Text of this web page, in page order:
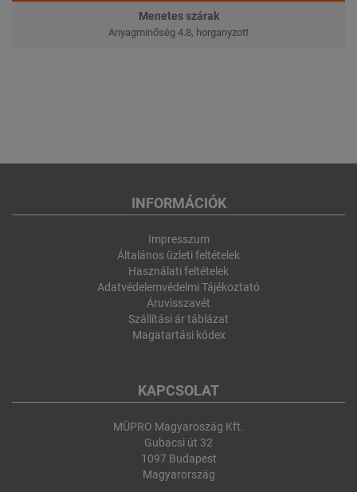
Menetes szárak
Anyagminőség 4.8, horganyzott
INFORMÁCIÓK
Impresszum
Általános üzleti feltételek
Használati feltételek
Adatvédelemvédelmi Tájékoztató
Áruvisszavét
Szállítási ár táblázat
Magatartási kódex
KAPCSOLAT
MÜPRO Magyaroszág Kft.
Gubacsi út 32
1097 Budapest
Magyarország